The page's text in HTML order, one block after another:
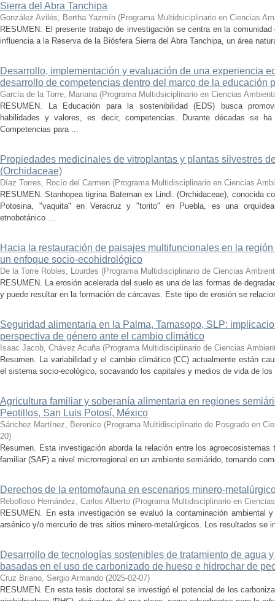
Sierra del Abra Tanchipa
González Avilés, Bertha Yazmín (Programa Multidsiciplinario en Ciencias
RESUMEN. El presente trabajo de investigación se centra en la
influencia a la Reserva de la Biósfera Sierra del Abra Tanchipa, un área
Desarrollo, implementación y evaluación de una experiencia
desarrollo de competencias dentro del marco de la educación
García de la Torre, Mariana (Programa Multidsiciplinario en Ciencias
RESUMEN. La Educación para la sostenibilidad (EDS) busca
habilidades y valores, es decir, competencias. Durante décadas se
Competencias para ...
Propiedades medicinales de vitroplantas y plantas silvestres
(Orchidaceae)
Díaz Torres, Rocío del Carmen (Programa Multidisciplinario en Ciencias
RESUMEN. Stanhopea tigrina Bateman ex Lindl. (Orchidaceae), conocida
Potosina, "vaquita" en Veracruz y "torito" en Puebla, es una
etnobotánico ...
Hacia la restauración de paisajes multifuncionales en la
un enfoque socio-ecohidrológico
De la Torre Robles, Lourdes (Programa Multidisciplinario de Ciencias
RESUMEN. La erosión acelerada del suelo es una de las formas de
y puede resultar en la formación de cárcavas. Este tipo de erosión se
Seguridad alimentaria en la Palma, Tamasopo, SLP:
perspectiva de género ante el cambio climático
Isaac Jacob, Chávez Acuña (Programa Multidisciplinario de Ciencias
Resumen. La variabilidad y el cambio climático (CC) actualmente están
el sistema socio-ecológico, socavando los capitales y medios de vida de
Agricultura familiar y soberanía alimentaria en regiones
Peotillos, San Luis Potosí, México
Sánchez Martínez, Berenice (Programa Multidisciplinario de Posgrado en
20)
Resumen. Esta investigación aborda la relación entre los
familiar (SAF) a nivel microrregional en un ambiente semiárido, tomando
Derechos de la entomofauna en escenarios minero-
Rebolloso Hernández, Carlos Alberto (Programa Multidisciplinario en
RESUMEN. En esta investigación se evaluó la contaminación ambiental
arsénico y/o mercurio de tres sitios minero-metalúrgicos. Los resultados se
Desarrollo de tecnologías sostenibles de tratamiento de agua
basadas en el uso de carbonizado de hueso e hidrochar de
Cruz Briano, Sergio Armando (2025-02-07)
RESUMEN. En esta tesis doctoral se investigó el potencial de los